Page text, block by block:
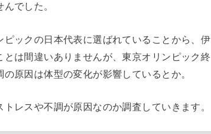
でした。
ックの日本代表に選ばれていることから、伊
は間違いありませんが、東京オリンピック終
原因は体型の変化が影響しているとか。
レスや不調が原因なのか調査していきます。